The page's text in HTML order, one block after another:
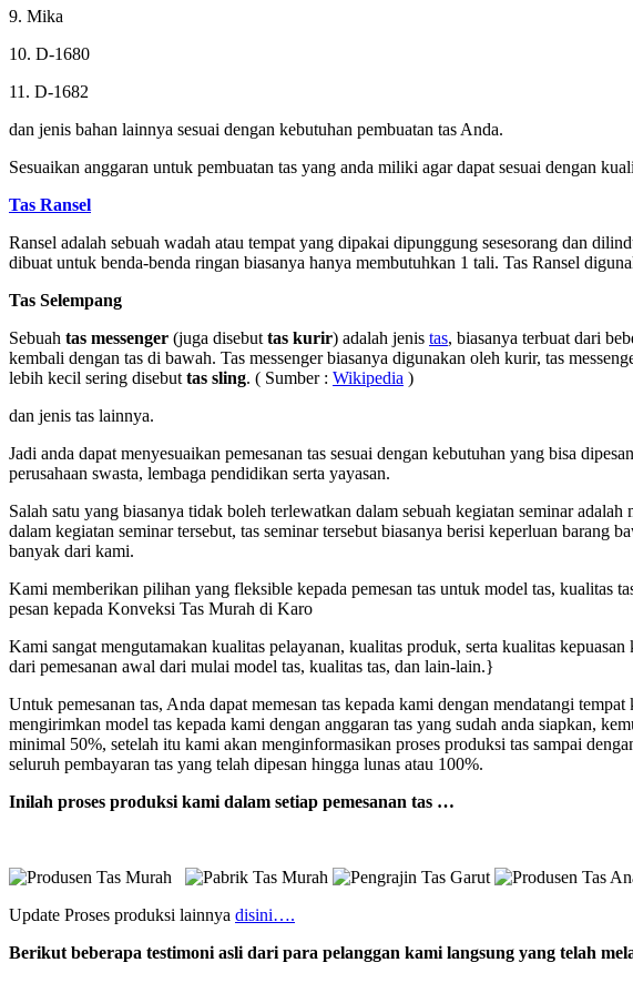
9. Mika
10. D-1680
11. D-1682
dan jenis bahan lainnya sesuai dengan kebutuhan pembuatan tas Anda.
Sesuaikan anggaran untuk pembuatan tas yang anda miliki agar dapat sesuai dengan
Tas Ransel
Ransel adalah sebuah wadah atau tempat yang dipakai dipunggung sesesorang dan
dibuat untuk benda-benda ringan biasanya hanya membutuhkan 1 tali. Tas Ransel
Tas Selempang
Sebuah tas messenger (juga disebut tas kurir) adalah jenis tas, biasanya terbuat dari
kembali dengan tas di bawah. Tas messenger biasanya digunakan oleh kurir, tas
lebih kecil sering disebut tas sling. ( Sumber : Wikipedia )
dan jenis tas lainnya.
Jadi anda dapat menyesuaikan pemesanan tas sesuai dengan kebutuhan yang bisa
perusahaan swasta, lembaga pendidikan serta yayasan.
Salah satu yang biasanya tidak boleh terlewatkan dalam sebuah kegiatan seminar
dalam kegiatan seminar tersebut, tas seminar tersebut biasanya berisi keperluan barang
banyak dari kami.
Kami memberikan pilihan yang fleksible kepada pemesan tas untuk model tas, kualitas
pesan kepada Konveksi Tas Murah di Karo
Kami sangat mengutamakan kualitas pelayanan, kualitas produk, serta kualitas
dari pemesanan awal dari mulai model tas, kualitas tas, dan lain-lain.}
Untuk pemesanan tas, Anda dapat memesan tas kepada kami dengan mendatangi
mengirimkan model tas kepada kami dengan anggaran tas yang sudah anda siapkan,
minimal 50%, setelah itu kami akan menginformasikan proses produksi tas sampai
seluruh pembayaran tas yang telah dipesan hingga lunas atau 100%.
Inilah proses produksi kami dalam setiap pemesanan tas …
Update Proses produksi lainnya disini….
Berikut beberapa testimoni asli dari para pelanggan kami langsung yang telah